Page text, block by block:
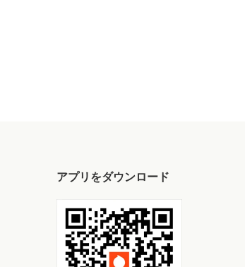
アプリをダウンロード